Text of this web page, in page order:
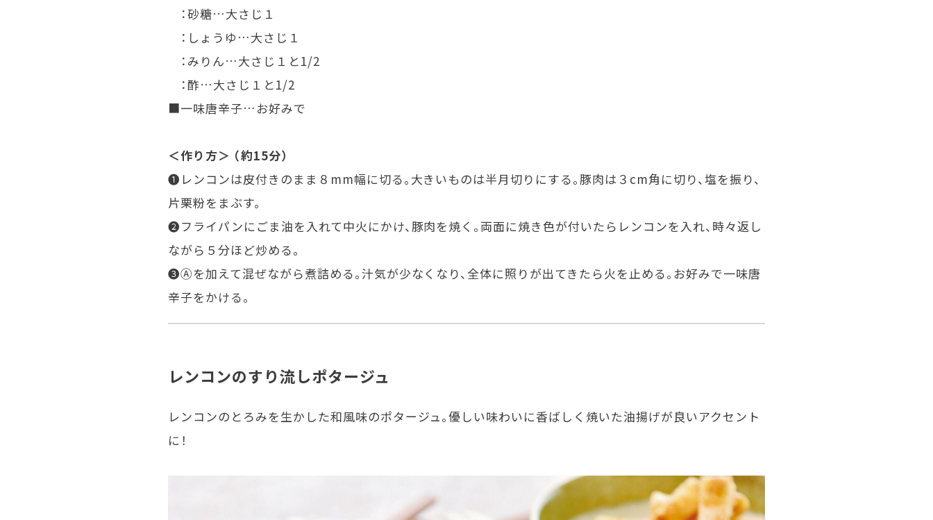
：砂糖…大さじ１
：しょうゆ…大さじ１
：みりん…大さじ１と1/2
：酢…大さじ１と1/2
■一味唐辛子…お好みで
＜作り方＞ （約15分）
❶レンコンは皮付きのまま８mm幅に切る。大きいものは半月切りにする。豚肉は３cm角に切り、塩を振り、
片栗粉をまぶす。
❷フライパンにごま油を入れて中火にかけ、豚肉を焼く。両面に焼き色が付いたらレンコンを入れ、時々返し
ながら５分ほど炒める。
❸Ⓐを加えて混ぜながら煮詰める。汁気が少なくなり、全体に照りが出てきたら火を止める。お好みで一味唐
辛子をかける。
レンコンのすり流しポタージュ
レンコンのとろみを生かした和風味のポタージュ。優しい味わいに香ばしく焼いた油揚げが良いアクセント
に！